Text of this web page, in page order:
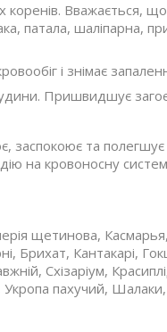
коренів. Вважається,
патала, шаліпарна,
і знімає
Пришвидшує
та полегшує
на кровоносну
щетинова,
Брихат, Кантакарі,
Схізаріум,
пахучий,